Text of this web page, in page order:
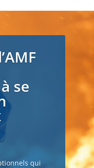
se
qui